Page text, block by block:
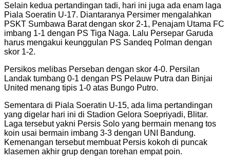
Selain kedua pertandingan tadi, hari ini juga ada enam laga
Piala Soeratin U-17. Diantaranya Persimer mengalahkan
PSKT Sumbawa Barat dengan skor 2-1, Penajam Utama FC
imbang 1-1 dengan PS Tiga Naga. Lalu Persepar Garuda
harus mengakui keunggulan PS Sandeq Polman dengan
skor 1-2.
Persikos melibas Perseban dengan skor 4-0. Persilan
Landak tumbang 0-1 dengan PS Pelauw Putra dan Binjai
United menang tipis 1-0 atas Bungo Putro.
Sementara di Piala Soeratin U-15, ada lima pertandingan
yang digelar hari ini di Stadion Gelora Soepriyadi, Blitar.
Laga tersebut yakni Persis Solo yang bermain menang tos
koin usai bermain imbang 3-3 dengan UNI Bandung.
Kemenangan tersebut membuat Persis kokoh di puncak
klasemen akhir grup dengan torehan empat poin.